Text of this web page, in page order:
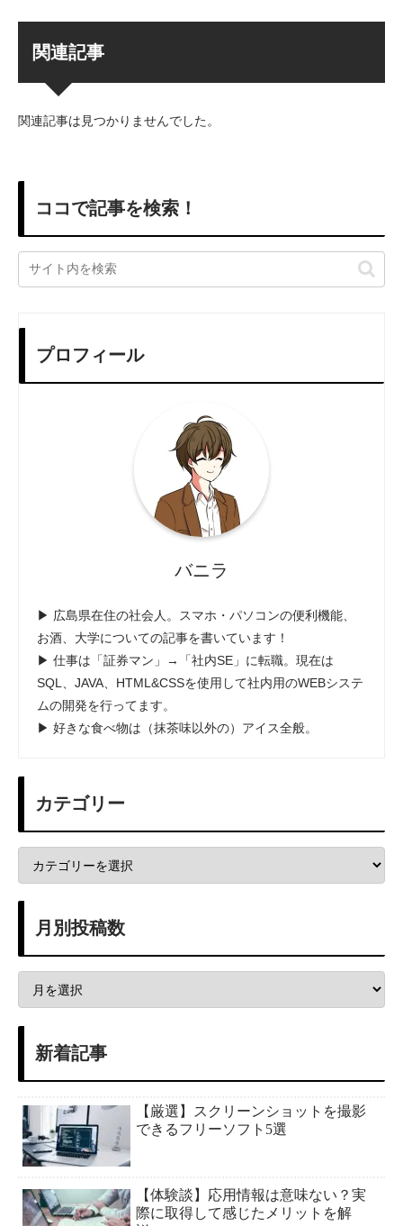
関連記事
関連記事は見つかりませんでした。
ココで記事を検索！
プロフィール
バニラ
▶ 広島県在住の社会人。スマホ・パソコンの便利機能、
お酒、大学についての記事を書いています！
▶ 仕事は「証券マン」→「社内SE」に転職。現在は
SQL、JAVA、HTML&CSSを使用して社内用のWEBシステ
ムの開発を行ってます。
▶ 好きな食べ物は（抹茶味以外の）アイス全般。
カテゴリー
月別投稿数
新着記事
【厳選】スクリーンショットを撮影
できるフリーソフト5選
【体験談】応用情報は意味ない？実
際に取得して感じたメリットを解